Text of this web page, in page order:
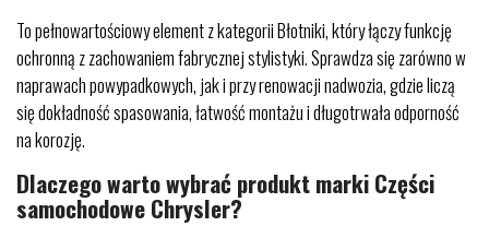
To pełnowartościowy element z kategorii Błotniki, który łączy funkcję
ochronną z zachowaniem fabrycznej stylistyki. Sprawdza się zarówno w
naprawach powypadkowych, jak i przy renowacji nadwozia, gdzie liczą
się dokładność spasowania, łatwość montażu i długotrwała odporność
na korozję.
Dlaczego warto wybrać produkt marki Części
samochodowe Chrysler?